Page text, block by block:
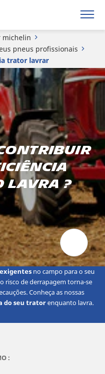
michelin
pneus profissionais
trator lavrar
contribuir
lavra ?
no campo para o seu
risco de derrapagem torna-se
Conheça as nossas
do seu tratorenquanto lavra.
: